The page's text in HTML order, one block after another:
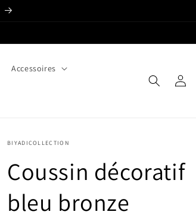
Accessoires
Connexion
BIYADICOLLECTION
Coussin décoratif
bleu bronze